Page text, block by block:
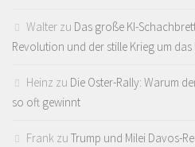
Walter zu Das große KI-
Revolution und der stille Krieg um
Heinz zu Die Oster-Rally: Warum
so oft gewinnt
Frank zu Trump und Milei Davos-